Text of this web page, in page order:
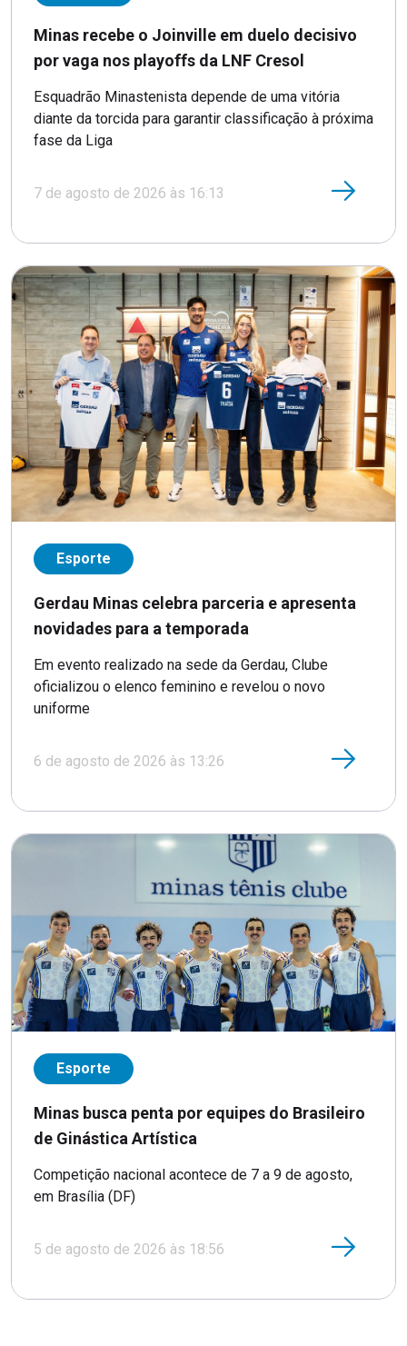
Minas recebe o Joinville em duelo decisivo
por vaga nos playoffs da LNF Cresol
Esquadrão Minastenista depende de uma vitória
diante da torcida para garantir classificação à próxima
fase da Liga
7 de agosto de 2026 às 16:13
Esporte
Gerdau Minas celebra parceria e apresenta
novidades para a temporada
Em evento realizado na sede da Gerdau, Clube
oficializou o elenco feminino e revelou o novo
uniforme
6 de agosto de 2026 às 13:26
Esporte
Minas busca penta por equipes do Brasileiro
de Ginástica Artística
Competição nacional acontece de 7 a 9 de agosto,
em Brasília (DF)
5 de agosto de 2026 às 18:56